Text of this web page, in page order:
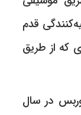
قدم
که از طریق
در سال